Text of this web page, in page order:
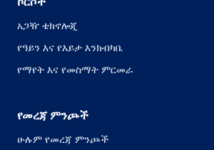
አጋዥ ቴክኖሎጂ
የዓይን እና የእይታ እንክብካቤ
የማየት እና የመስማት ምርመራ
የመረጃ ምንጮች
ሁሉም የመረጃ ምንጮች